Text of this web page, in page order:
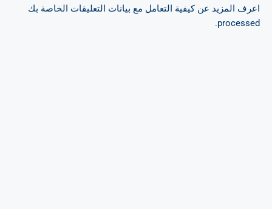
اعرف المزيد عن كيفية التعامل مع بيانات التعليقات الخاصة بك
processed
.